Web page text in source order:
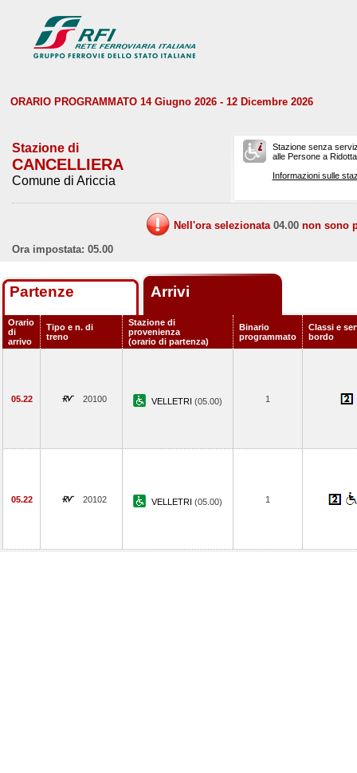
ORARIO PROGRAMMATO 14 Giugno 2026 - 12 Dicembre 2026
Stazione di
CANCELLIERA
Comune di Ariccia
Stazione senza
alle Persone a
Informazioni sulle
Nell'ora selezionata 04.00 non sono
Ora impostata: 05.00
Partenze Arrivi
Orario
di
arrivo
Tipo e n. di
treno
Stazione di
provenienza
(orario di partenza)
Binario
programmato
Classi e
bordo
05.22 20100 VELLETRI (05.00) 1
05.22 20102 VELLETRI (05.00) 1